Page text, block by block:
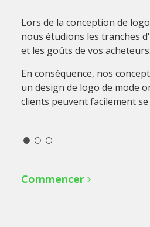
Lors de la conception de
nous étudions les tranches
et les goûts de vos acheteurs.
En conséquence, nos
un design de logo de mode
clients peuvent facilement
Commencer